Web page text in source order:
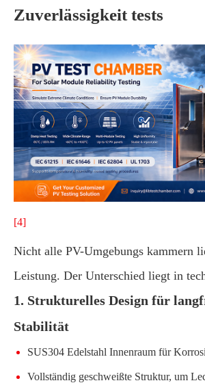
Zuverlässigkeit tests
[4]
Nicht alle PV-Umgebungs kammern
Leistung. Der Unterschied liegt in
1. Strukturelles Design für
Stabilität
SUS304 Edelstahl Innenraum für
Vollständig geschweißte Struktur, um